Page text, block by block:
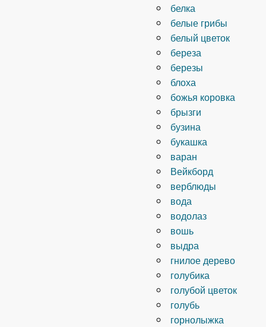
белка
белые грибы
белый цветок
береза
березы
блоха
божья коровка
брызги
бузина
букашка
варан
Вейкборд
верблюды
вода
водолаз
вошь
выдра
гнилое дерево
голубика
голубой цветок
голубь
горнолыжка